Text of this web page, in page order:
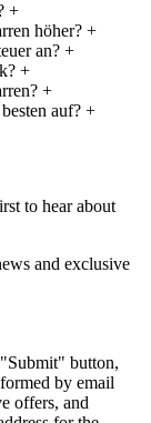
+
höher? +
an? +
+
+
auf? +
to hear about
and exclusive
button,
by email
offers, and